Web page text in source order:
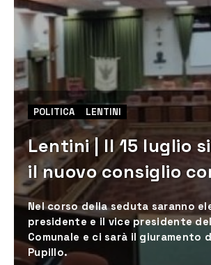
POLITICA LENTINI
Lentini | Il 15 luglio
il nuovo consiglio
Nel corso della seduta saranno
presidente e il vice presidente
Comunale e ci sarà il giuramento
Pupillo.